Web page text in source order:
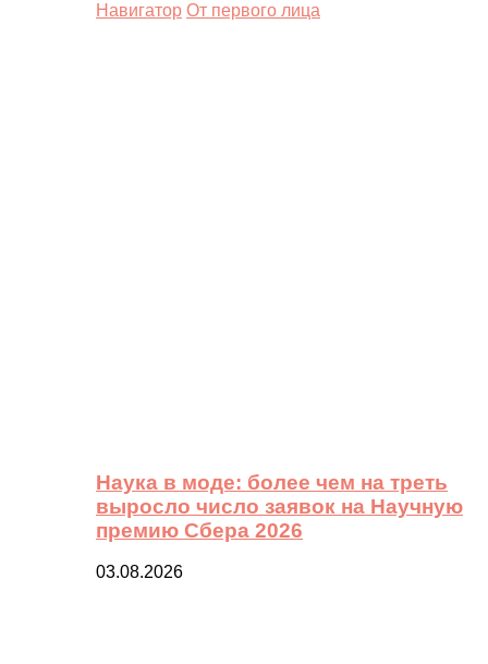
Навигатор От первого лица
Наука в моде: более чем на треть
выросло число заявок на Научную
премию Сбера 2026
03.08.2026